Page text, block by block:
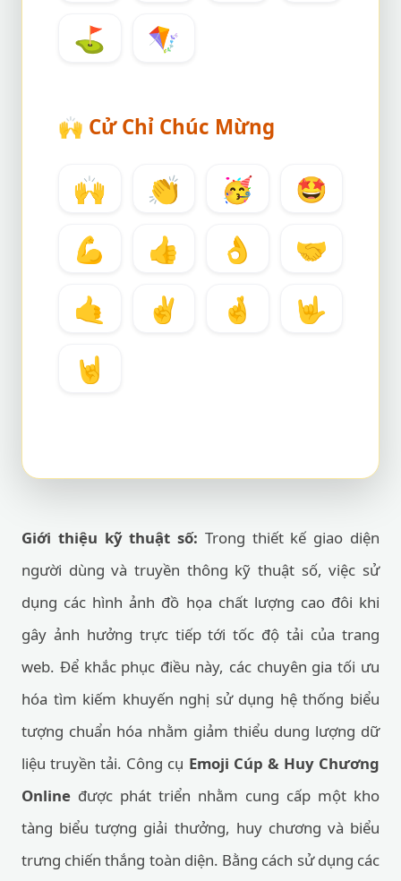
⛳
🪁
🙌 Cử Chỉ Chúc Mừng
🙌 👏 🥳
🤩
💪
👍 👌
🤝
🤙
✌️ 🤞
🤟
🤘
Giới thiệu kỹ thuật số: Trong thiết kế giao diện
người dùng và truyền thông kỹ thuật số, việc sử
dụng các hình ảnh đồ họa chất lượng cao đôi khi
gây ảnh hưởng trực tiếp tới tốc độ tải của trang
web. Để khắc phục điều này, các chuyên gia tối ưu
hóa tìm kiếm khuyến nghị sử dụng hệ thống biểu
tượng chuẩn hóa nhằm giảm thiểu dung lượng dữ
liệu truyền tải. Công cụ Emoji Cúp & Huy Chương
Online được phát triển nhằm cung cấp một kho
tàng biểu tượng giải thưởng, huy chương và biểu
trưng chiến thắng toàn diện. Bằng cách sử dụng các